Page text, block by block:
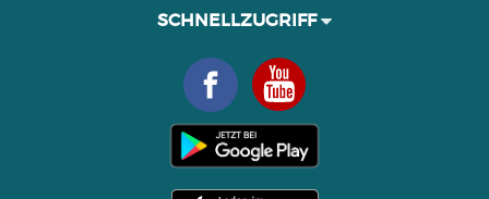
SCHNELLZUGRIFF